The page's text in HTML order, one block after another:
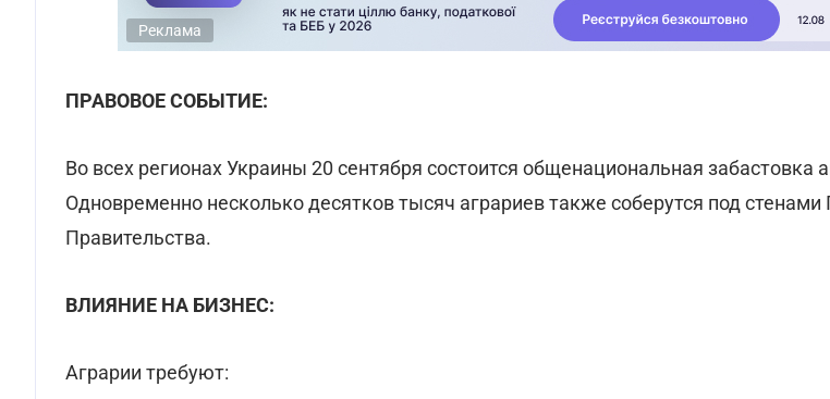
Реклама
ПРАВОВОЕ СОБЫТИЕ:
Во всех регионах Украины 20 сентября состоится общенациональная забастовка
Одновременно несколько десятков тысяч аграриев также соберутся под
Правительства.
ВЛИЯНИЕ НА БИЗНЕС:
Аграрии требуют: